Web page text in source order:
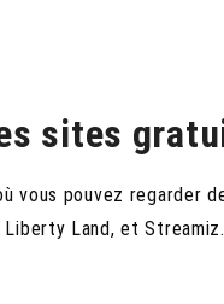
sites
vous pouvez regarder
Liberty Land, et